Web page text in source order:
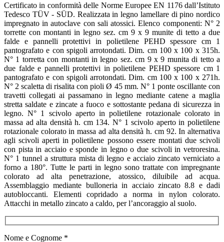
Certificato in conformità delle Norme Europee EN 1176 dall’Istituto
Tedesco TÜV - SÜD. Realizzata in legno lamellare di pino nordico
impregnato in autoclave con sali atossici. Elenco componenti: N° 2
torrette con montanti in legno sez. cm 9 x 9 munite di tetto a due
falde e pannelli protettivi in polietilene PEHD spessore cm 1
pantografato e con spigoli arrotondati. Dim. cm 100 x 100 x 315h.
N° 1 torretta con montanti in legno sez. cm 9 x 9 munita di tetto a
due falde e pannelli protettivi in polietilene PEHD spessore cm 1
pantografato e con spigoli arrotondati. Dim. cm 100 x 100 x 271h.
N° 2 scaletta di risalita con pioli Ø 45 mm. N° 1 ponte oscillante con
travetti collegati ai passamano in legno mediante catene a maglia
stretta saldate e zincate a fuoco e sottostante pedana di sicurezza in
legno. N° 1 scivolo aperto in polietilene rotazionale colorato in
massa ad alta densità h. cm 134. N° 1 scivolo aperto in polietilene
rotazionale colorato in massa ad alta densità h. cm 92. In alternativa
agli scivoli aperti in polietilene possono essere montati due scivoli
con pista in acciaio e sponde in legno o due scivoli in vetroresina.
N° 1 tunnel a struttura mista di legno e acciaio zincato verniciato a
forno a 180°. Tutte le parti in legno sono trattate con impregnante
colorato ad alta penetrazione, atossico, diluibile ad acqua.
Assemblaggio mediante bulloneria in acciaio zincato 8.8 e dadi
autobloccanti. Elementi copridado a norma in nylon colorato.
Attacchi in metallo zincato a caldo, per l’ancoraggio al suolo.
Nome e Cognome *